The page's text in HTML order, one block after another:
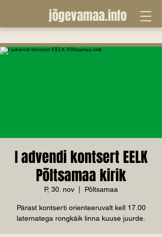
jõgevamaa.info
I advendi kontsert EELK
Põltsamaa kirik
P, 30. nov Põltsamaa
Pärast kontserti orienteeruvalt kell 17.00
laternatega rongkäik linna kuuse juurde.